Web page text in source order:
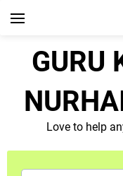
GURU
Love to help